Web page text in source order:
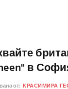
в
от: КРАСИМИРА